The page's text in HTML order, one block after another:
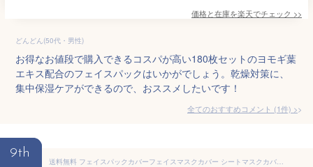
価格と在庫を楽天でチェック >>
どんどん(50代・男性)
お得なお値段で購入できるコスパが高い180枚セットのヨモギ葉
エキス配合のフェイスパックはいかがでしょう。乾燥対策に、
集中保湿ケアができるので、おススメしたいです！
全てのおすすめコメント (1件) >
9th
送料無料 フェイスパックカバーフェイスマスクカバー シートマスクカバー 顔パック 耳掛け スキンケア 乾燥対策 繰り返し使える 保湿 乾燥対策 ズレにくい